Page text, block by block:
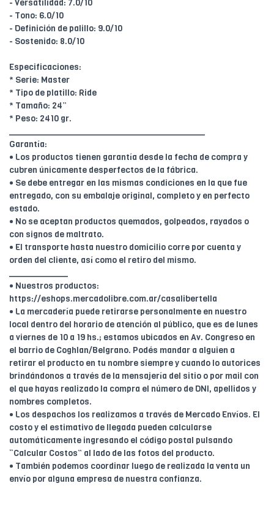
- Versatilidad: 7.0/10
- Tono: 6.0/10
- Definición de palillo: 9.0/10
- Sostenido: 8.0/10
Especificaciones:
* Serie: Master
* Tipo de platillo: Ride
* Tamaño: 24”
* Peso: 2410 gr.
Garantía:
• Los productos tienen garantía desde la fecha de compra y
cubren únicamente desperfectos de la fábrica.
• Se debe entregar en las mismas condiciones en la que fue
entregado, con su embalaje original, completo y en perfecto
estado.
• No se aceptan productos quemados, golpeados, rayados o
con signos de maltrato.
• El transporte hasta nuestro domicilio corre por cuenta y
orden del cliente, así como el retiro del mismo.
• Nuestros productos:
https://eshops.mercadolibre.com.ar/casalibertella
• La mercadería puede retirarse personalmente en nuestro
local dentro del horario de atención al público, que es de lunes
a viernes de 10 a 19 hs.; estamos ubicados en Av. Congreso en
el barrio de Coghlan/Belgrano. Podés mandar a alguien a
retirar el producto en tu nombre siempre y cuando lo autorices
brindándonos a través de la mensajería del sitio o por mail con
el que hayas realizado la compra el número de DNI, apellidos y
nombres completos.
• Los despachos los realizamos a través de Mercado Envíos. El
costo y el estimativo de llegada pueden calcularse
automáticamente ingresando el código postal pulsando
“Calcular Costos” al lado de las fotos del producto.
• También podemos coordinar luego de realizada la venta un
envío por alguna empresa de nuestra confianza.